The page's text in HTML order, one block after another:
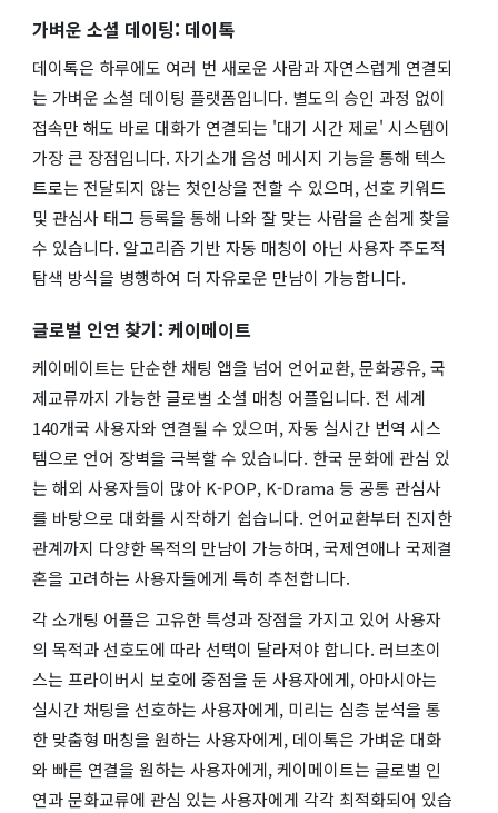
가벼운 소셜 데이팅: 데이톡
데이톡은 하루에도 여러 번 새로운 사람과 자연스럽게 연결되
는 가벼운 소셜 데이팅 플랫폼입니다. 별도의 승인 과정 없이
접속만 해도 바로 대화가 연결되는 '대기 시간 제로' 시스템이
가장 큰 장점입니다. 자기소개 음성 메시지 기능을 통해 텍스
트로는 전달되지 않는 첫인상을 전할 수 있으며, 선호 키워드
및 관심사 태그 등록을 통해 나와 잘 맞는 사람을 손쉽게 찾을
수 있습니다. 알고리즘 기반 자동 매칭이 아닌 사용자 주도적
탐색 방식을 병행하여 더 자유로운 만남이 가능합니다.
글로벌 인연 찾기: 케이메이트
케이메이트는 단순한 채팅 앱을 넘어 언어교환, 문화공유, 국
제교류까지 가능한 글로벌 소셜 매칭 어플입니다. 전 세계
140개국 사용자와 연결될 수 있으며, 자동 실시간 번역 시스
템으로 언어 장벽을 극복할 수 있습니다. 한국 문화에 관심 있
는 해외 사용자들이 많아 K-POP, K-Drama 등 공통 관심사
를 바탕으로 대화를 시작하기 쉽습니다. 언어교환부터 진지한
관계까지 다양한 목적의 만남이 가능하며, 국제연애나 국제결
혼을 고려하는 사용자들에게 특히 추천합니다.
각 소개팅 어플은 고유한 특성과 장점을 가지고 있어 사용자
의 목적과 선호도에 따라 선택이 달라져야 합니다. 러브초이
스는 프라이버시 보호에 중점을 둔 사용자에게, 아마시아는
실시간 채팅을 선호하는 사용자에게, 미리는 심층 분석을 통
한 맞춤형 매칭을 원하는 사용자에게, 데이톡은 가벼운 대화
와 빠른 연결을 원하는 사용자에게, 케이메이트는 글로벌 인
연과 문화교류에 관심 있는 사용자에게 각각 최적화되어 있습